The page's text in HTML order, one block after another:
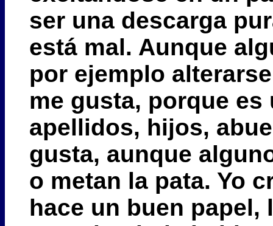
ser una descarga
está mal. Aunque
por ejemplo
me gusta, porque
apellidos, hijos,
gusta, aunque
o metan la pata. Yo
hace un buen papel,